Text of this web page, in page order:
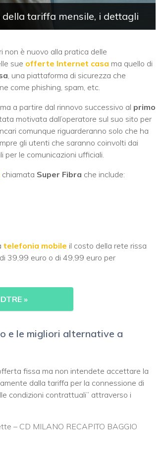
tariffa mensile, i dettagli
non è nuovo alla pratica delle
sue offerte Internet casa ma quello di
, una piattaforma di sicurezza che
come phishing, spam, etc.
ma a partire dal rinnovo successivo al primo
motivata dall’operatore sul suo sito per
comunque riguarderanno solo che ha
gli utenti che saranno coinvolti dai
per le comunicazioni ufficiali.
chiamata Super Fibra che include:
telefonia mobile il costo della rete rissa
39,99 euro o di 49,99 euro per
»
e le migliori alternative a
fissa ma non intendete accettare la
dalla tariffa per la connessione di
condizioni contrattuali” attraverso i
– CD MILANO RECAPITO BAGGIO